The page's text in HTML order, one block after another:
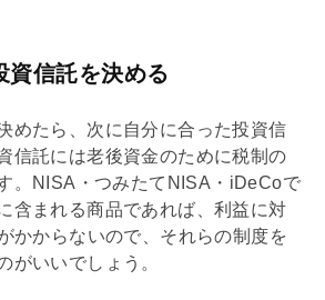
資信託を決める
めたら、次に自分に合った投資信
信託には老後資金のために税制の
。
NISA ・つみたて NISA ・ iDeCoで
含まれる商品であれば、利益に対
かからないので、それらの制度を
がいいでしょう。